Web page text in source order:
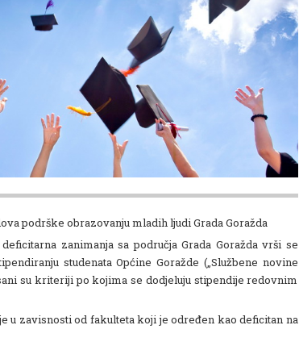
podrške obrazovanju mladih ljudi Grada Goražda
zanimanja sa područja Grada Goražda vrši se
studenata Općine Goražde („Službene novine
su kriteriji po kojima se dodjeluju stipendije redovnim
u zavisnosti od fakulteta koji je određen kao deficitan na